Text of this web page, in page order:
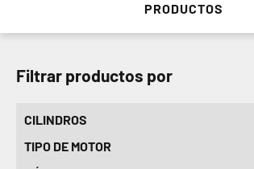
PRODUCTOS
Filtrar productos por
CILINDROS
TIPO DE MOTOR